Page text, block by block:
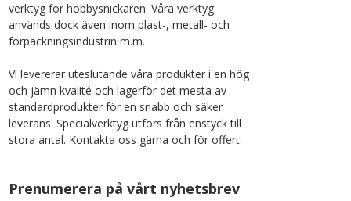
verktyg för hobbysnickaren. Våra verktyg
används dock även inom plast-, metall- och
förpackningsindustrin m.m.
Vi levererar uteslutande våra produkter i en hög
och jämn kvalité och lagerför det mesta av
standardprodukter för en snabb och säker
leverans. Specialverktyg utförs från enstyck till
stora antal. Kontakta oss gärna och för offert.
Prenumerera på vårt nyhetsbrev